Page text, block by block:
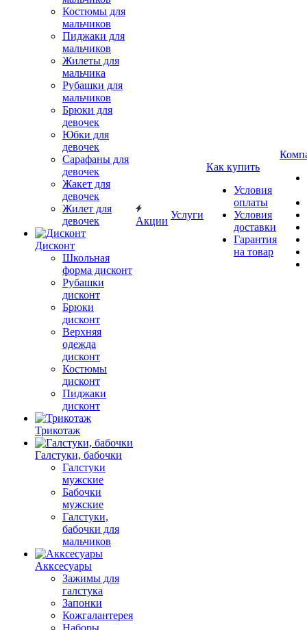
Костюмы для
мальчиков
Пиджаки для
мальчиков
Жилеты для
мальчика
Рубашки для
мальчиков
Брюки для
девочек
Юбки для
девочек
Сарафаны для
девочек
Жакет для
девочек
Жилет для
девочек
Дисконт
Школьная
форма дисконт
Рубашки
дисконт
Брюки
дисконт
Верхняя
одежда
дисконт
Костюмы
дисконт
Пиджаки
дисконт
Трикотаж
Галстуки, бабочки
Галстуки
мужские
Бабочки
мужские
Галстуки,
бабочки для
мальчиков
Акксесуары
Зажимы для
галстука
Запонки
Кожгалантерея
Наборы
Акции
Услуги
Как купить
Условия
оплаты
Условия
доставки
Гарантия
на товар